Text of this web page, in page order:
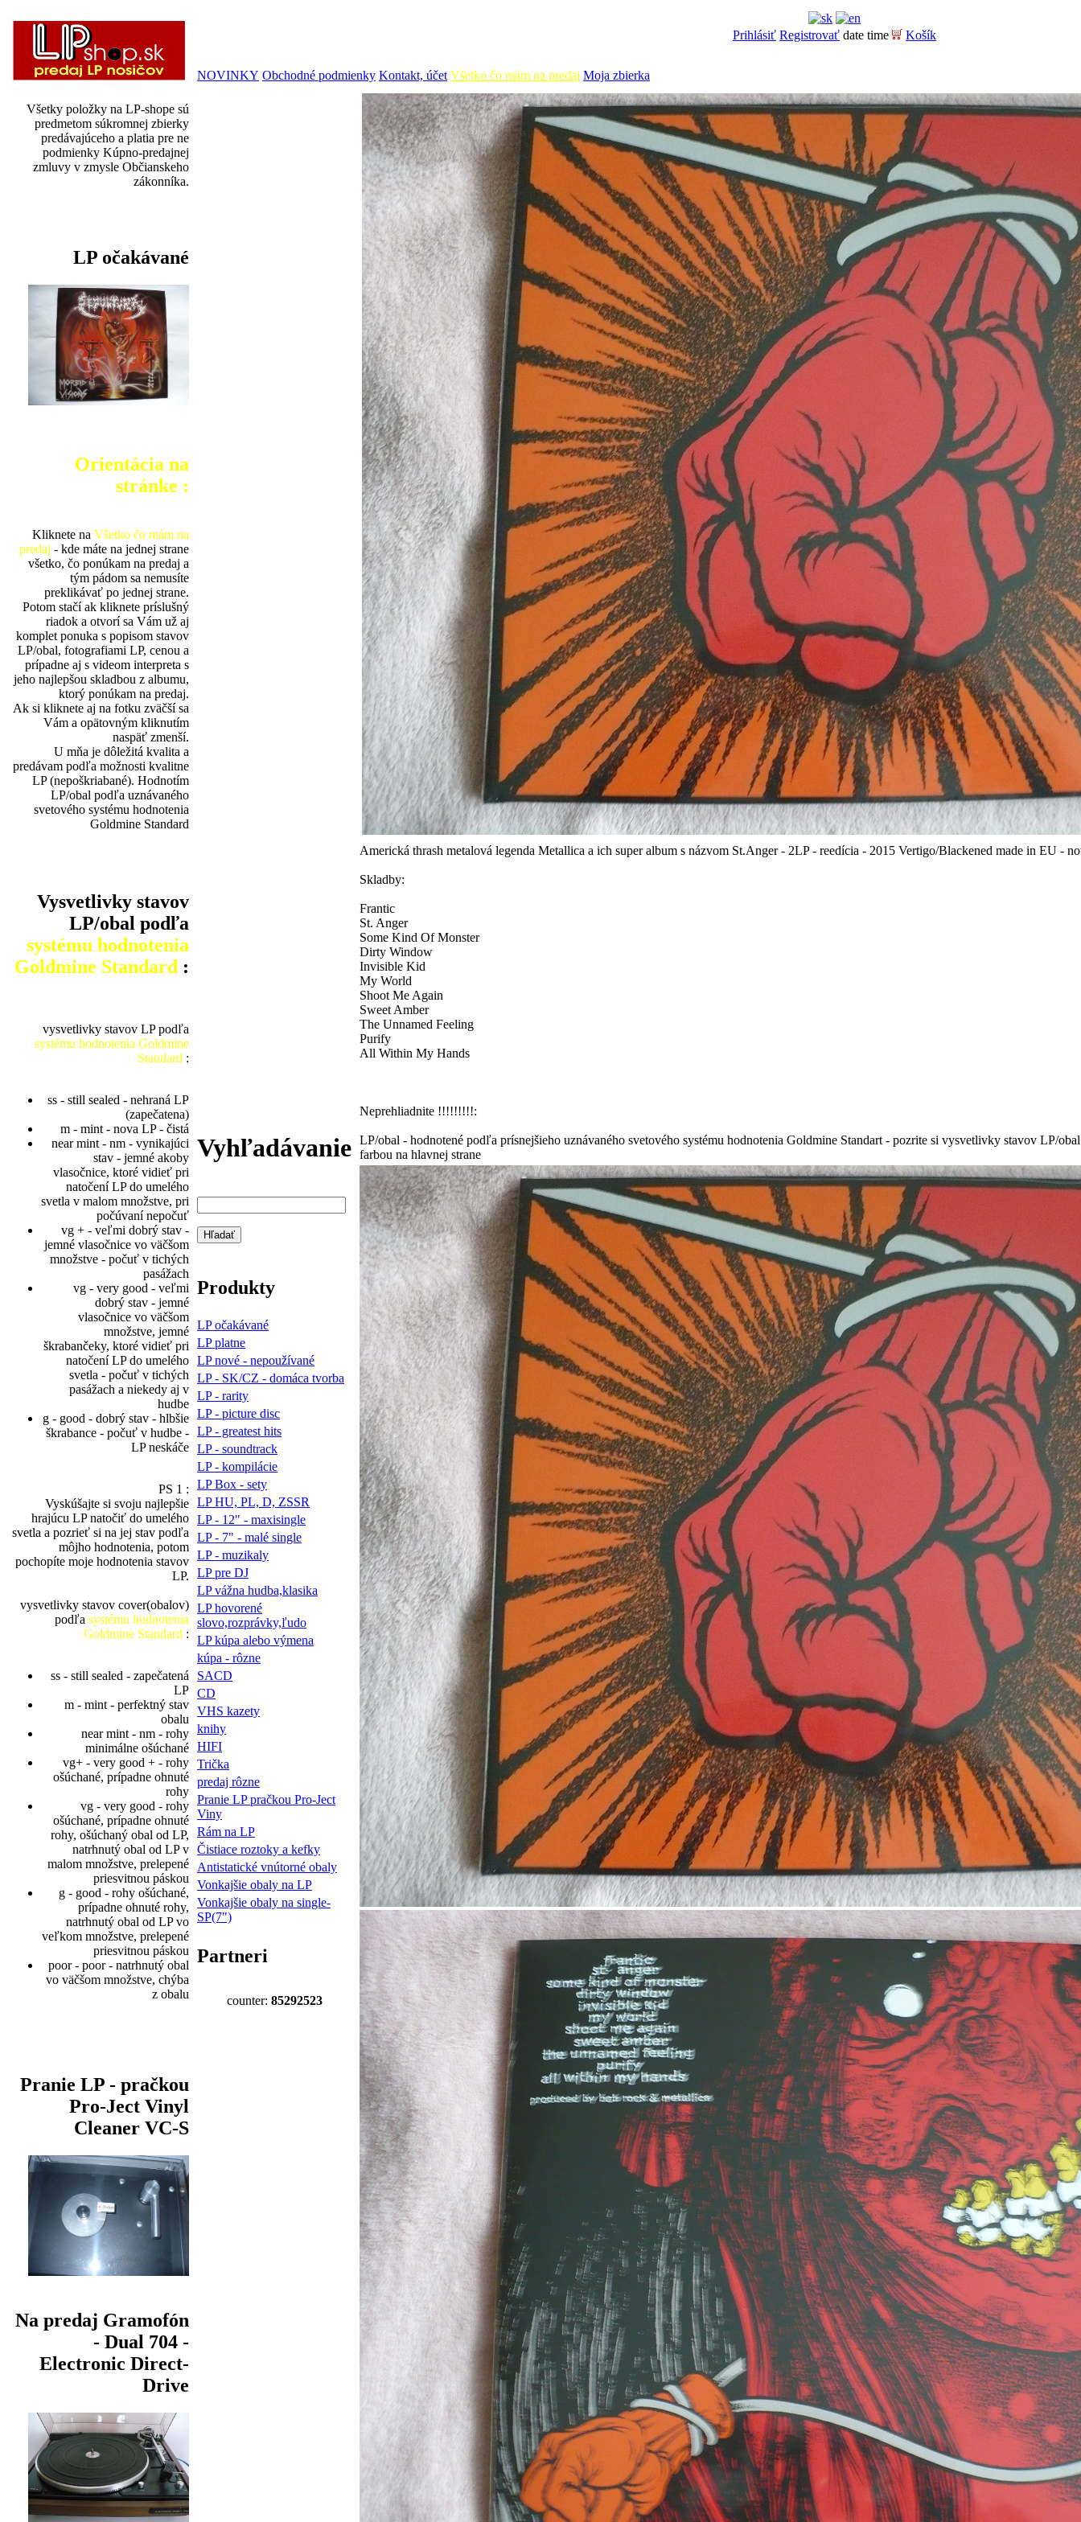
Všetky položky na LP-shope sú
predmetom súkromnej zbierky
predávajúceho a platia pre ne
podmienky Kúpno-predajnej
zmluvy v zmysle Občianskeho
zákonníka.
LP očakávané
Orientácia na
stránke :
Kliknete na Všetko čo mám na
predaj - kde máte na jednej strane
všetko, čo ponúkam na predaj a
tým pádom sa nemusíte
preklikávať po jednej strane.
Potom stačí ak kliknete príslušný
riadok a otvorí sa Vám už aj
komplet ponuka s popisom stavov
LP/obal, fotografiami LP, cenou a
prípadne aj s videom interpreta s
jeho najlepšou skladbou z albumu,
ktorý ponúkam na predaj.
Ak si kliknete aj na fotku zväčší sa
Vám a opätovným kliknutím
naspäť zmenší.
U mňa je dôležitá kvalita a
predávam podľa možnosti kvalitne
LP (nepoškriabané). Hodnotím
LP/obal podľa uznávaného
svetového systému hodnotenia
Goldmine Standard
Vysvetlivky stavov
LP/obal podľa
systému hodnotenia
Goldmine Standard :
vysvetlivky stavov LP podľa
systému hodnotenia Goldmine
Standard :
ss - still sealed - nehraná LP
(zapečatena)
m - mint - nova LP - čistá
near mint - nm - vynikajúci
stav - jemné akoby
vlasočnice, ktoré vidieť pri
natočení LP do umelého
svetla v malom množstve, pri
počúvaní nepočuť
vg + - veľmi dobrý stav -
jemné vlasočnice vo väčšom
množstve - počuť v tichých
pasážach
vg - very good - veľmi
dobrý stav - jemné
vlasočnice vo väčšom
množstve, jemné
škrabančeky, ktoré vidieť pri
natočení LP do umelého
svetla - počuť v tichých
pasážach a niekedy aj v
hudbe
g - good - dobrý stav - hlbšie
škrabance - počuť v hudbe -
LP neskáče
PS 1 :
Vyskúšajte si svoju najlepšie
hrajúcu LP natočiť do umelého
svetla a pozrieť si na jej stav podľa
môjho hodnotenia, potom
pochopíte moje hodnotenia stavov
LP.
vysvetlivky stavov cover(obalov)
podľa systému hodnotenia
Goldmine Standard :
ss - still sealed - zapečatená
LP
m - mint - perfektný stav
obalu
near mint - nm - rohy
minimálne ošúchané
vg+ - very good + - rohy
ošúchané, prípadne ohnuté
rohy
vg - very good - rohy
ošúchané, prípadne ohnuté
rohy, ošúchaný obal od LP,
natrhnutý obal od LP v
malom množstve, prelepené
priesvitnou páskou
g - good - rohy ošúchané,
prípadne ohnuté rohy,
natrhnutý obal od LP vo
veľkom množstve, prelepené
priesvitnou páskou
poor - poor - natrhnutý obal
vo väčšom množstve, chýba
z obalu
Pranie LP - pračkou
Pro-Ject Vinyl
Cleaner VC-S
Na predaj Gramofón
- Dual 704 -
Electronic Direct-
Drive
Prihlásiť Registrovať date time Košík
NOVINKY Obchodné podmienky Kontakt, účet Všetko čo mám na predaj Moja zbierka
Vyhľadávanie
Produkty
LP očakávané
LP platne
LP nové - nepoužívané
LP - SK/CZ - domáca tvorba
LP - rarity
LP - picture disc
LP - greatest hits
LP - soundtrack
LP - kompilácie
LP Box - sety
LP HU, PL, D, ZSSR
LP - 12" - maxisingle
LP - 7" - malé single
LP - muzikaly
LP pre DJ
LP vážna hudba,klasika
LP hovorené
slovo,rozprávky,ľudo
LP kúpa alebo výmena
kúpa - rôzne
SACD
CD
VHS kazety
knihy
HIFI
Trička
predaj rôzne
Pranie LP pračkou Pro-Ject
Viny
Rám na LP
Čistiace roztoky a kefky
Antistatické vnútorné obaly
Vonkajšie obaly na LP
Vonkajšie obaly na single-
SP(7")
Partneri
counter: 85292523
Americká thrash metalová legenda Metallica a ich super album s názvom St.Anger - 2LP - reedícia - 2015 Vertigo/Blackened made in EU -
Skladby:
Frantic
St. Anger
Some Kind Of Monster
Dirty Window
Invisible Kid
My World
Shoot Me Again
Sweet Amber
The Unnamed Feeling
Purify
All Within My Hands
Neprehliadnite !!!!!!!!!:
LP/obal - hodnotené podľa prísnejšieho uznávaného svetového systému hodnotenia Goldmine Standart - pozrite si vysvetlivky stavov LP/
farbou na hlavnej strane